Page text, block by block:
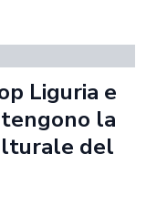
Liguria e
la
del